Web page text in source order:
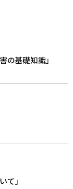
の基礎知識」
て」